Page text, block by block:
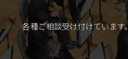
各種ご相談受け付けています。